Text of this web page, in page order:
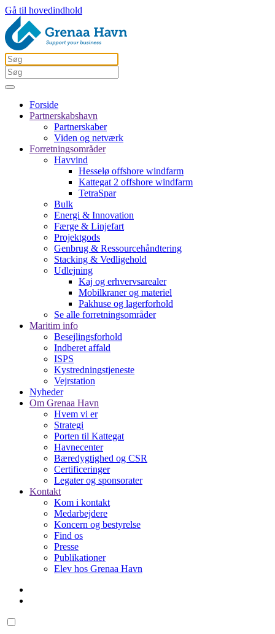
Gå til hovedindhold
Forside
Partnerskabshavn
Partnerskaber
Viden og netværk
Forretningsområder
Havvind
Hesselø offshore windfarm
Kattegat 2 offshore windfarm
TetraSpar
Bulk
Energi & Innovation
Færge & Linjefart
Projektgods
Genbrug & Ressourcehåndtering
Stacking & Vedligehold
Udlejning
Kaj og erhvervsarealer
Mobilkraner og materiel
Pakhuse og lagerforhold
Se alle forretningsområder
Maritim info
Besejlingsforhold
Indberet affald
ISPS
Kystredningstjeneste
Vejrstation
Nyheder
Om Grenaa Havn
Hvem vi er
Strategi
Porten til Kattegat
Havnecenter
Bæredygtighed og CSR
Certificeringer
Legater og sponsorater
Kontakt
Kom i kontakt
Medarbejdere
Koncern og bestyrelse
Find os
Presse
Publikationer
Elev hos Grenaa Havn